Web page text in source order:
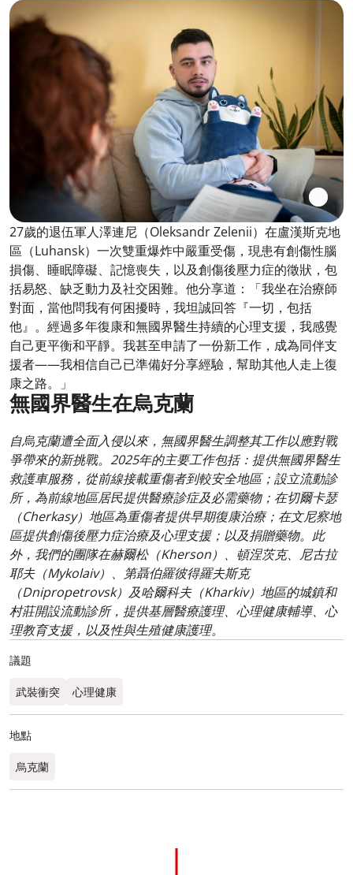
27歲的退伍軍人澤連尼（Oleksandr Zelenii）在盧漢斯克地
區（Luhansk）一次雙重爆炸中嚴重受傷，現患有創傷性腦
損傷、睡眠障礙、記憶喪失，以及創傷後壓力症的徵狀，包
括易怒、缺乏動力及社交困難。他分享道：「我坐在治療師
對面，當他問我有何困擾時，我坦誠回答『一切，包括
他』。經過多年復康和無國界醫生持續的心理支援，我感覺
自己更平衡和平靜。我甚至申請了一份新工作，成為同伴支
援者——我相信自己已準備好分享經驗，幫助其他人走上復
康之路。」
無國界醫生在烏克蘭
自烏克蘭遭全面入侵以來，無國界醫生調整其工作以應對戰
爭帶來的新挑戰。2025年的主要工作包括：提供無國界醫生
救護車服務，從前線接載重傷者到較安全地區；設立流動診
所，為前線地區居民提供醫療診症及必需藥物；在切爾卡瑟
（Cherkasy）地區為重傷者提供早期復康治療；在文尼察地
區提供創傷後壓力症治療及心理支援；以及捐贈藥物。此
外，我們的團隊在赫爾松（Kherson）、頓涅茨克、尼古拉
耶夫（Mykolaiv）、第聶伯羅彼得羅夫斯克
（Dnipropetrovsk）及哈爾科夫（Kharkiv）地區的城鎮和
村莊開設流動診所，提供基層醫療護理、心理健康輔導、心
理教育支援，以及性與生殖健康護理。
議題
武裝衝突 心理健康
地點
烏克蘭